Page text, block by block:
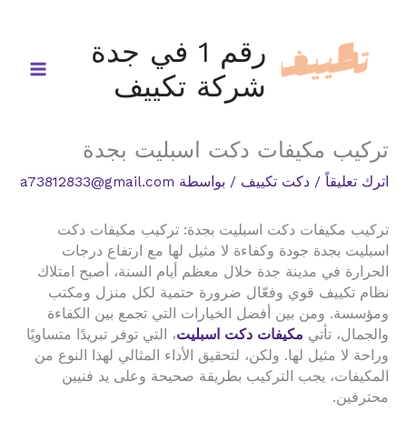
المحتوى
رقم 1 في جدة
شركة تكييف
تركيب مكيفات دكت اسبليت بجدة
اترك تعليقاً / دكت تكييف / بواسطة a73812833@gmail.com
تركيب مكيفات دكت اسبليت بجدة: تركيب مكيفات دكت
اسبليت بجدة جودة وكفاءة لا مثيل لها مع ارتفاع درجات
الحرارة في مدينة جدة خلال معظم أيام السنة، أصبح امتلاك
نظام تكييف قوي وفعّال ضرورة حتمية لكل منزل ومكتب
ومؤسسة. ومن بين أفضل الخيارات التي تجمع بين الكفاءة
والجمال، تأتي مكيفات دكت اسبليت، التي توفر تبريدًا متساويًا
وراحة لا مثيل لها. ولكن، لتحقيق الأداء المثالي لهذا النوع من
المكيفات، يجب التركيب بطريقة صحيحة وعلى يد فنيين
محترفين.